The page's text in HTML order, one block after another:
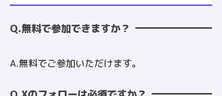
Q.無料で参加できますか？
A.無料でご参加いただけます。